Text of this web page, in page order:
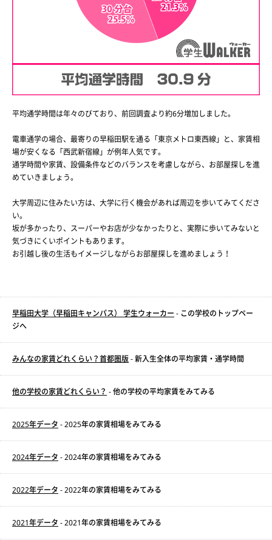
平均通学時間は年々のびており、前回調査より約6分増加しました。
電車通学の場合、最寄りの早稲田駅を通る「東京メトロ東西線」と、家賃相
場が安くなる「西武新宿線」が例年人気です。
通学時間や家賃、設備条件などのバランスを考慮しながら、お部屋探しを進
めていきましょう。
大学周辺に住みたい方は、大学に行く機会があれば周辺を歩いてみてくださ
い。
坂が多かったり、スーパーやお店が少なかったりと、実際に歩いてみないと
気づきにくいポイントもあります。
お引越し後の生活もイメージしながらお部屋探しを進めましょう！
早稲田大学（早稲田キャンパス） 学生ウォーカー - この学校のトップペー
ジへ
みんなの家賃どれくらい？首都圏版- 新入生全体の平均家賃・通学時間
他の学校の家賃どれくらい？ - 他の学校の平均家賃をみてみる
2025年データ - 2025年の家賃相場をみてみる
2024年データ - 2024年の家賃相場をみてみる
2022年データ - 2022年の家賃相場をみてみる
2021年データ - 2021年の家賃相場をみてみる